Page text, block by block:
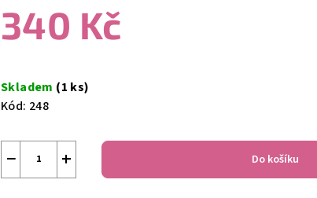
z
5
340 Kč
cena:
Skladem (1 ks)
Kód: 248
+
− Do košíku